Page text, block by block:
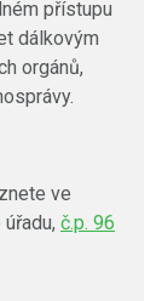
přístupu
dálkovým
orgánů,
ve
č.p. 96